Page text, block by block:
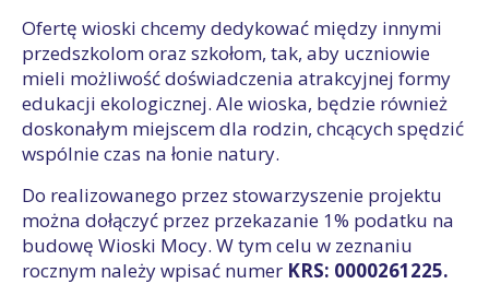
Ofertę wioski chcemy dedykować między innymi
przedszkolom oraz szkołom, tak, aby uczniowie
mieli możliwość doświadczenia atrakcyjnej formy
edukacji ekologicznej. Ale wioska, będzie również
doskonałym miejscem dla rodzin, chcących spędzić
wspólnie czas na łonie natury.
Do realizowanego przez stowarzyszenie projektu
można dołączyć przez przekazanie 1% podatku na
budowę Wioski Mocy. W tym celu w zeznaniu
rocznym należy wpisać numer KRS: 0000261225.